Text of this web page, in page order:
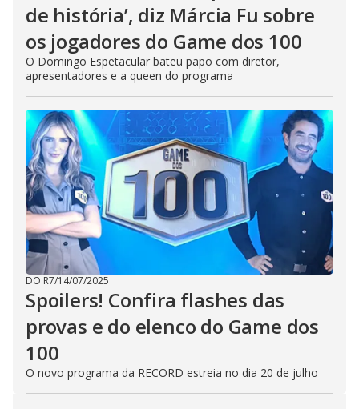
de história’, diz Márcia Fu sobre
os jogadores do Game dos 100
O Domingo Espetacular bateu papo com diretor,
apresentadores e a queen do programa
DO R7/14/07/2025
Spoilers! Confira flashes das
provas e do elenco do Game dos
100
O novo programa da RECORD estreia no dia 20 de julho